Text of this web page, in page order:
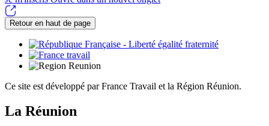
Retour en haut de page
Ce site est développé par France Travail et la Région Réunion.
La Réunion